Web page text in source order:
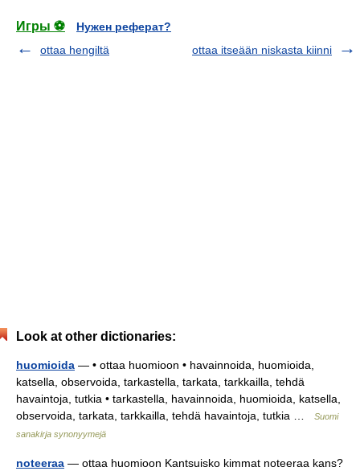
Игры ⚽
Нужен реферат?
ottaa hengiltä
ottaa itseään niskasta kiinni
Look at other dictionaries:
huomioida — • ottaa huomioon • havainnoida, huomioida,
katsella, observoida, tarkastella, tarkata, tarkkailla, tehdä
havaintoja, tutkia • tarkastella, havainnoida, huomioida, katsella,
observoida, tarkata, tarkkailla, tehdä havaintoja, tutkia …
Suomi
sanakirja synonyymejä
noteeraa — ottaa huomioon Kantsuisko kimmat noteeraa kans?